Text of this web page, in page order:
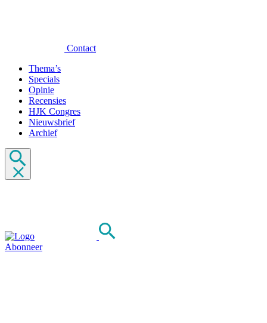
Contact
Thema’s
Specials
Opinie
Recensies
HJK Congres
Nieuwsbrief
Archief
Abonneer